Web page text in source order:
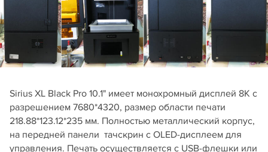
Sirius XL Black Pro 10.1" имеет монохромный дисплей 8К с
разрешением 7680*4320, размер области печати
218.88*123.12*235 мм. Полностью металлический корпус,
на передней панели тачскрин с OLED-дисплеем для
управления. Печать осуществляется с USB-флешки или